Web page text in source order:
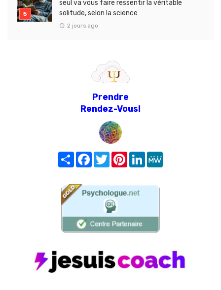
seul va vous faire ressentir la véritable
solitude, selon la science
2 jours ago
Prendre
Rendez-Vous!
Share FacebookTwitterPinterest
LinkedIn